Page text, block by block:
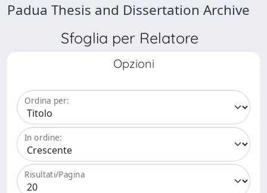
Padua Thesis and Dissertation Archive
Sfoglia per Relatore
Opzioni
Ordina per:
In ordine:
Risultati/Pagina